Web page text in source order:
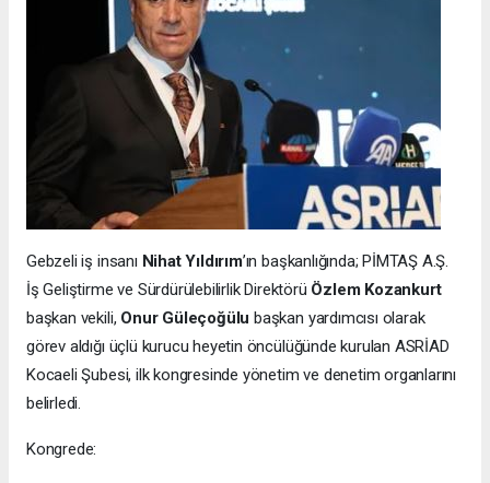
Gebzeli iş insanı Nihat Yıldırım’ın başkanlığında; PİMTAŞ A.Ş.
İş Geliştirme ve Sürdürülebilirlik Direktörü Özlem Kozankurt
başkan vekili, Onur Güleçoğülu başkan yardımcısı olarak
görev aldığı üçlü kurucu heyetin öncülüğünde kurulan ASRİAD
Kocaeli Şubesi, ilk kongresinde yönetim ve denetim organlarını
belirledi.
Kongrede: